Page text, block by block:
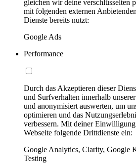
gleichen wir deine verschlüsselten
mit folgenden externen
Dienste bereits nutzt:
Google Ads
Performance
Durch das Akzeptieren dieser
und Surfverhalten innerhalb
und anonymisiert auswerten, um
optimieren und das
verbessern. Mit deiner
Webseite folgende Drittdienste ein:
Google Analytics, Clarity, Google
Testing